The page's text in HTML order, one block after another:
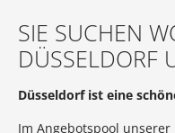
SIE SUCHEN
DÜSSELDORF
Düsseldorf ist eine
Im Angebotspool